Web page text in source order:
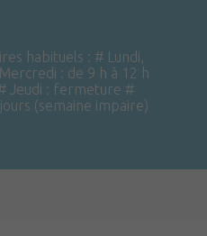
habituels : # Lundi,
: de 9 h à 12 h
Jeudi : fermeture #
(semaine impaire)